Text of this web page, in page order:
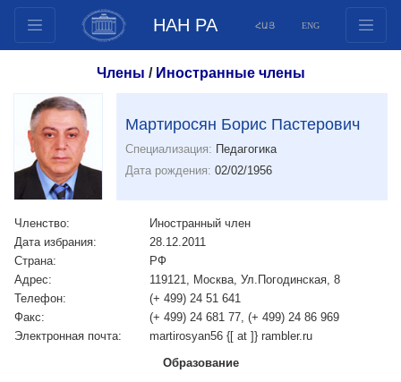
НАН РА ՀԱՅ ENG
Документы
Инновационные предложения
Публикации
Фонды
Конференции
Конкурсы
Международное сотрудничество
Молодежные программы
Фотогалерея
Члены / Иностранные члены
Мартиросян Борис Пастерович
Специализация: Педагогика
Дата рождения: 02/02/1956
Членство:
Иностранный член
Дата избрания:
28.12.2011
Страна:
РФ
Адрес:
119121, Москва, Ул.Погодинская, 8
Телефон:
(+ 499) 24 51 641
Факс:
(+ 499) 24 681 77, (+ 499) 24 86 969
Электронная почта:
martirosyan56 {[ at ]} rambler.ru
Образование